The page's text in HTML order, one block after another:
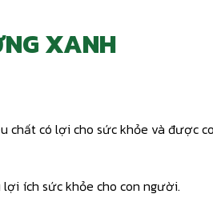
XANH
chất có lợi cho sức khỏe và được
ích sức khỏe cho con người.